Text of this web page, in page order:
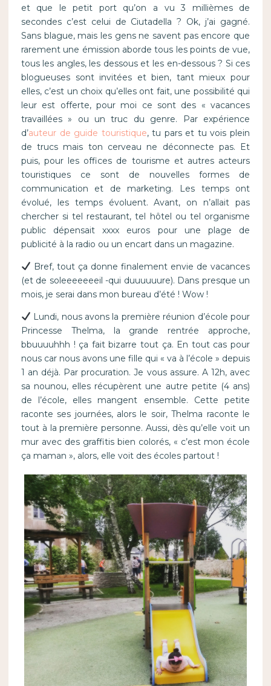
et que le petit port qu’on a vu 3 millièmes de
secondes c’est celui de Ciutadella ? Ok, j’ai gagné.
Sans blague, mais les gens ne savent pas encore que
rarement une émission aborde tous les points de vue,
tous les angles, les dessous et les en-dessous ? Si ces
blogueuses sont invitées et bien, tant mieux pour
elles, c’est un choix qu’elles ont fait, une possibilité qui
leur est offerte, pour moi ce sont des « vacances
travaillées » ou un truc du genre. Par expérience
d’auteur de guide touristique, tu pars et tu vois plein
de trucs mais ton cerveau ne déconnecte pas. Et
puis, pour les offices de tourisme et autres acteurs
touristiques ce sont de nouvelles formes de
communication et de marketing. Les temps ont
évolué, les temps évoluent. Avant, on n’allait pas
chercher si tel restaurant, tel hôtel ou tel organisme
public dépensait xxxx euros pour une plage de
publicité à la radio ou un encart dans un magazine.
Bref, tout ça donne finalement envie de vacances
(et de soleeeeeeeil -qui duuuuuure). Dans presque un
mois, je serai dans mon bureau d’été ! Wow !
Lundi, nous avons la première réunion d’école pour
Princesse Thelma, la grande rentrée approche,
bbuuuuhhh ! ça fait bizarre tout ça. En tout cas pour
nous car nous avons une fille qui « va à l’école » depuis
1 an déjà. Par procuration. Je vous assure. A 12h, avec
sa nounou, elles récupèrent une autre petite (4 ans)
de l’école, elles mangent ensemble. Cette petite
raconte ses journées, alors le soir, Thelma raconte le
tout à la première personne. Aussi, dès qu’elle voit un
mur avec des graffitis bien colorés, « c’est mon école
ça maman », alors, elle voit des écoles partout !